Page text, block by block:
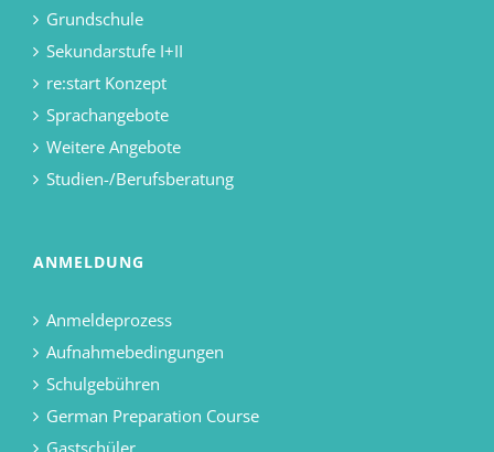
Grundschule
Sekundarstufe I+II
re:start Konzept
Sprachangebote
Weitere Angebote
Studien-/Berufsberatung
ANMELDUNG
Anmeldeprozess
Aufnahmebedingungen
Schulgebühren
German Preparation Course